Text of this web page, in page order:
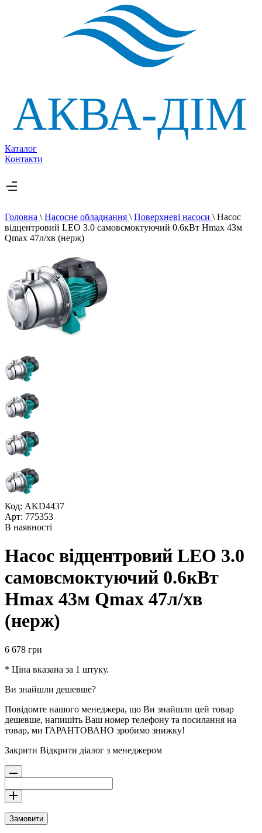
Каталог
Контакти
Головна \ Насосне обладнання \ Поверхневі насоси \ Насос
відцентровий LEO 3.0 самовсмоктуючий 0.6кВт Hmax 43м
Qmax 47л/хв (нерж)
Код: AKD4437
Арт: 775353
В наявності
Насос відцентровий LEO 3.0
самовсмоктуючий 0.6кВт
Hmax 43м Qmax 47л/хв
(нерж)
6 678 грн
* Ціна вказана за 1 штуку.
Ви знайшли дешевше?
Повідомте нашого менеджера, що Ви знайшли цей товар
дешевше, напишіть Ваш номер телефону та посилання на
товар, ми ГАРАНТОВАНО зробимо знижку!
Закрити Відкрити діалог з менеджером
Замовити